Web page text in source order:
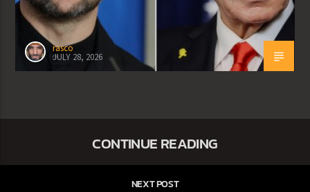
rasco
JULY 28, 2026
CONTINUE READING
NEXT POST